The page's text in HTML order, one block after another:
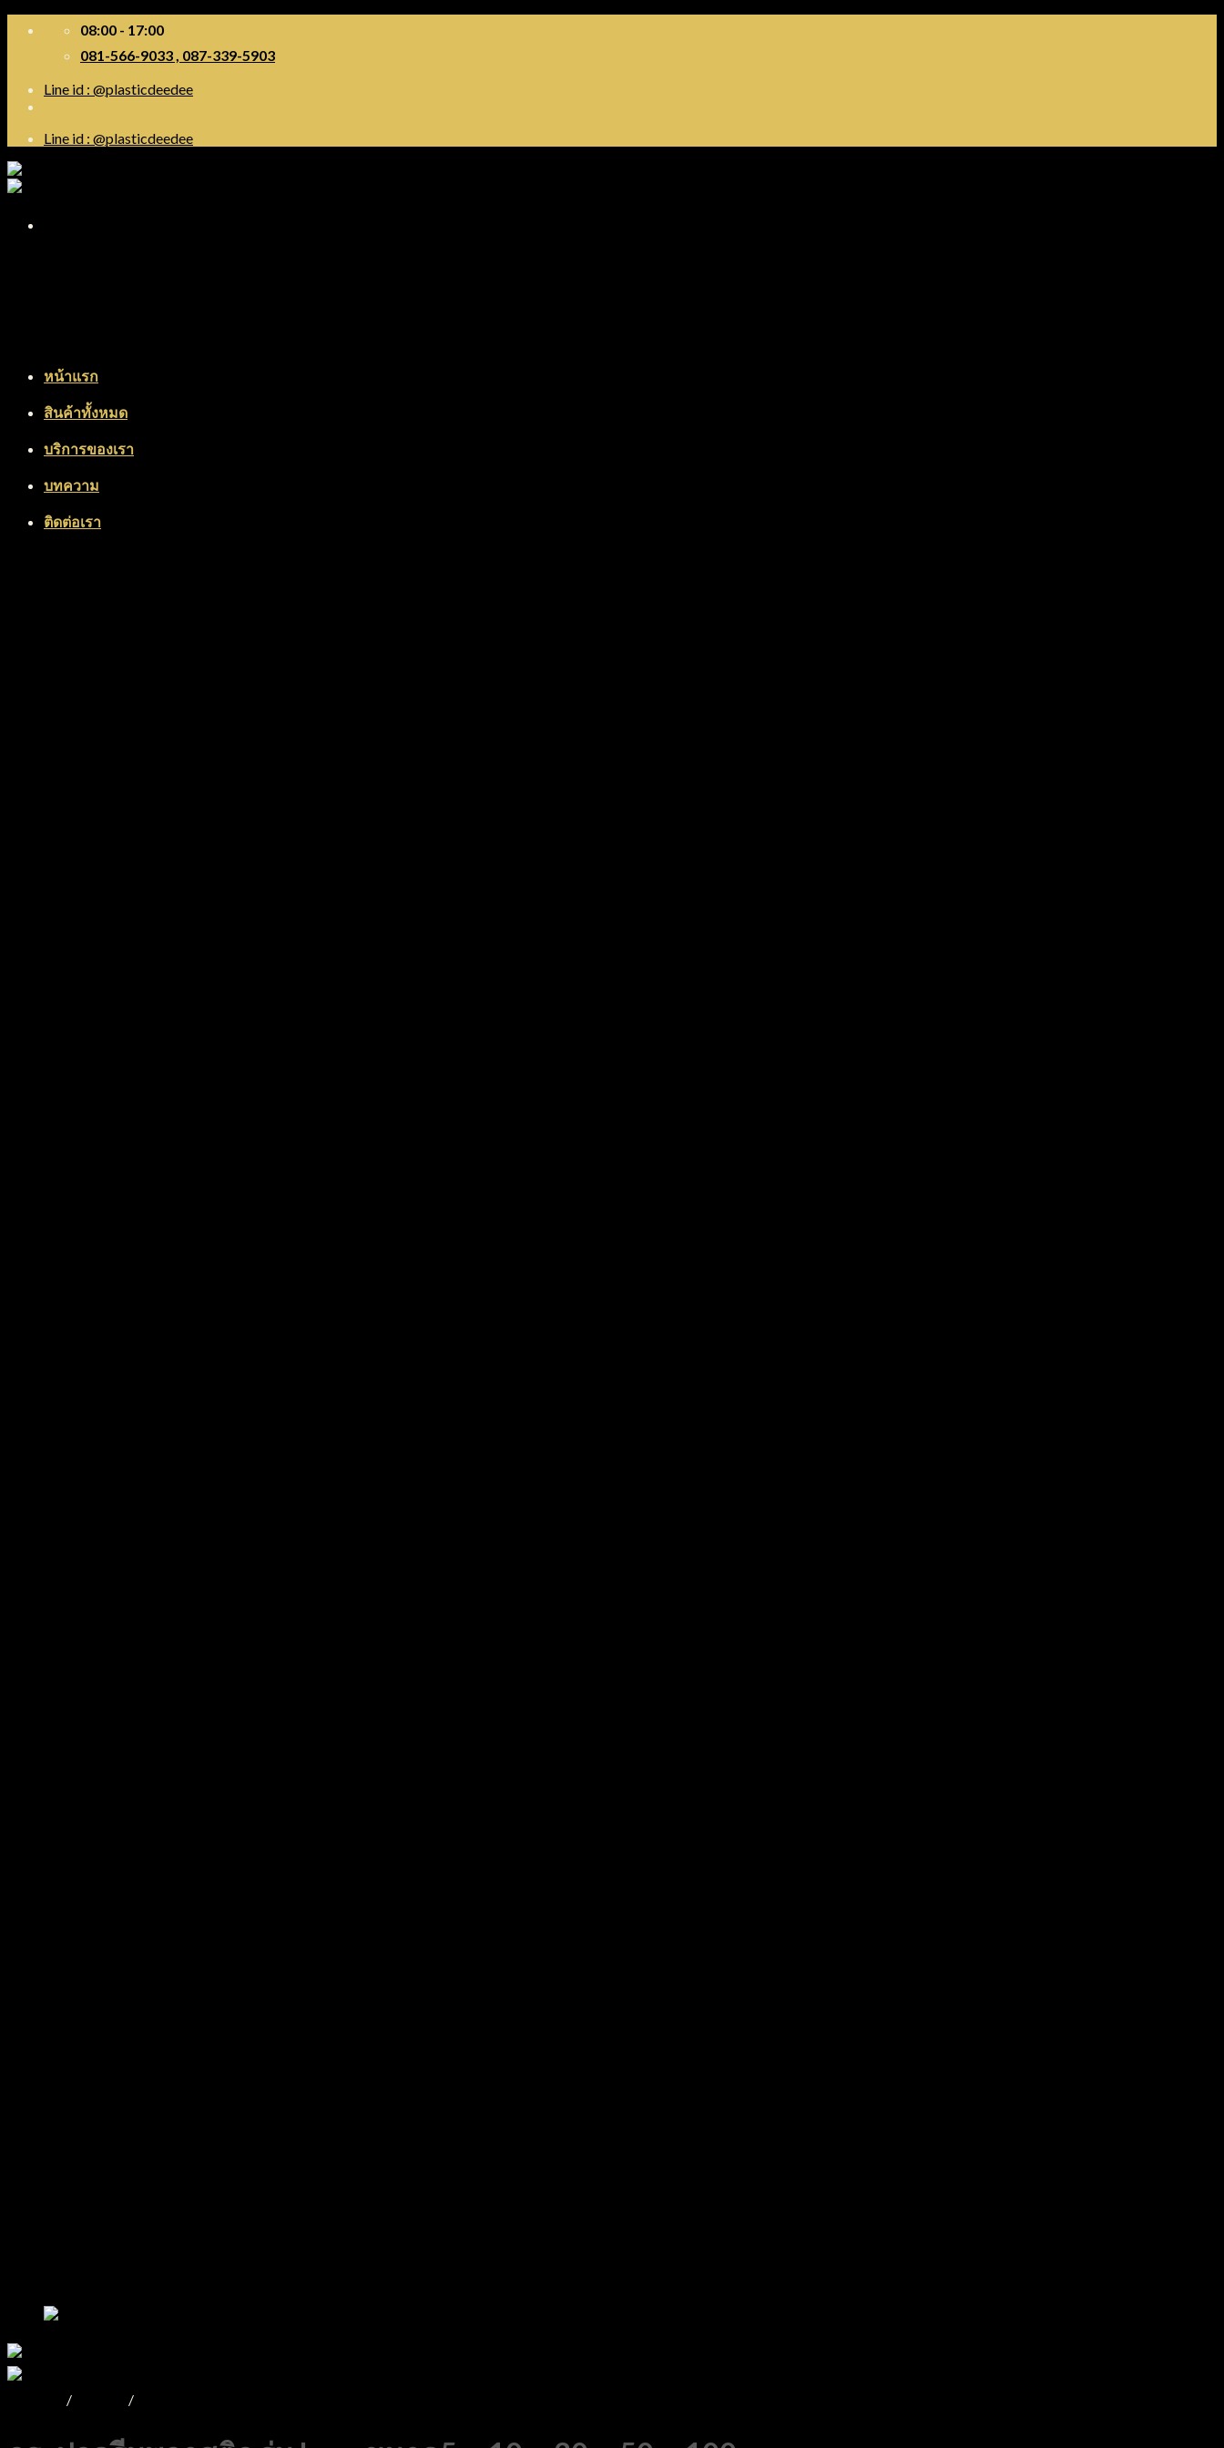
08:00 - 17:00
081-566-9033 , 087-339-5903
Line id : @plasticdeedee
Line id : @plasticdeedee
หน้าแรก
สินค้าทั้งหมด
บริการของเรา
บทความ
ติดต่อเรา
/ /